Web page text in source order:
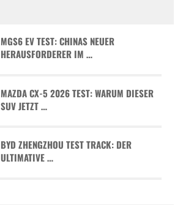
MGS6 EV TEST: CHINAS NEUER
HERAUSFORDERER IM …
MAZDA CX-5 2026 TEST: WARUM DIESER
SUV JETZT …
BYD ZHENGZHOU TEST TRACK: DER
ULTIMATIVE …